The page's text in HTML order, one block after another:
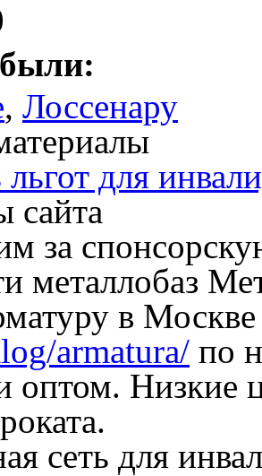
, Лоссенару
для
сайта
за
металлобаз
в
armatura/ по
оптом. Низкие
сеть для